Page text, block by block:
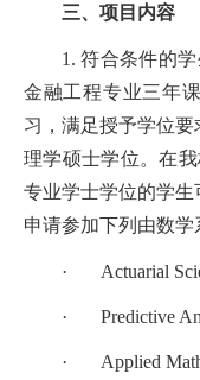
三、项目内容
1. 符合条件的
金融工程专业三年
习，满足授予学位要
理学硕士学位。在
专业学士学位的学
申请参加下列由数学
· Actuarial
· Predictive
· Applied